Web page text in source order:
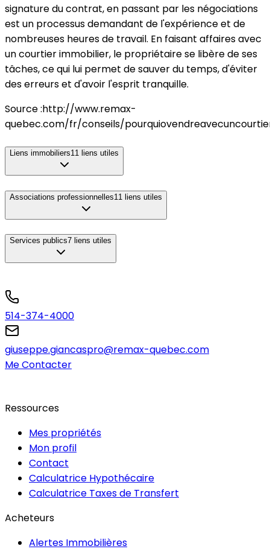
signature du contrat, en passant par les négociations
est un processus demandant de l'expérience et de
nombreuses heures de travail. En faisant affaires avec
un courtier immobilier, le propriétaire se libère de ses
tâches, ce qui lui permet de sauver du temps, d'éviter
des erreurs et d'avoir l'esprit tranquille.
Source :http://www.remax-
quebec.com/fr/conseils/
Liens immobiliers11 liens utiles
Associations professionnelles11 liens utiles
Services publics7 liens utiles
514-374-4000
giuseppe.giancaspro@remax-quebec.com
Me Contacter
Ressources
Mes propriétés
Mon profil
Contact
Calculatrice Hypothécaire
Calculatrice Taxes de Transfert
Acheteurs
Alertes Immobilières